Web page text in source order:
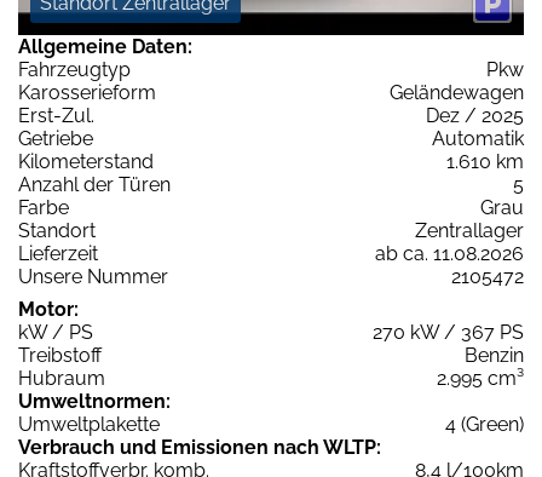
Allgemeine Daten:
Fahrzeugtyp
Pkw
Karosserieform
Geländewagen
Erst-Zul.
Dez / 2025
Getriebe
Automatik
Kilometerstand
1.610 km
Anzahl der Türen
5
Farbe
Grau
Standort
Zentrallager
Lieferzeit
ab ca. 11.08.2026
Unsere Nummer
2105472
Motor:
kW / PS
270 kW / 367 PS
Treibstoff
Benzin
Hubraum
2.995 cm³
Umweltnormen:
Umweltplakette
4 (Green)
Verbrauch und Emissionen nach WLTP:
Kraftstoffverbr. komb.
8,4 l/100km